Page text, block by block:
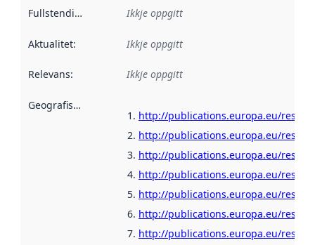
Fullstendigheit Ikkje oppgitt
Aktualitet: Ikkje oppgitt
Relevans: Ikkje oppgitt
Geografisk område
http://publications.europa.eu/
http://publications.europa.eu/
http://publications.europa.eu/
http://publications.europa.eu/
http://publications.europa.eu/
http://publications.europa.eu/
http://publications.europa.eu/